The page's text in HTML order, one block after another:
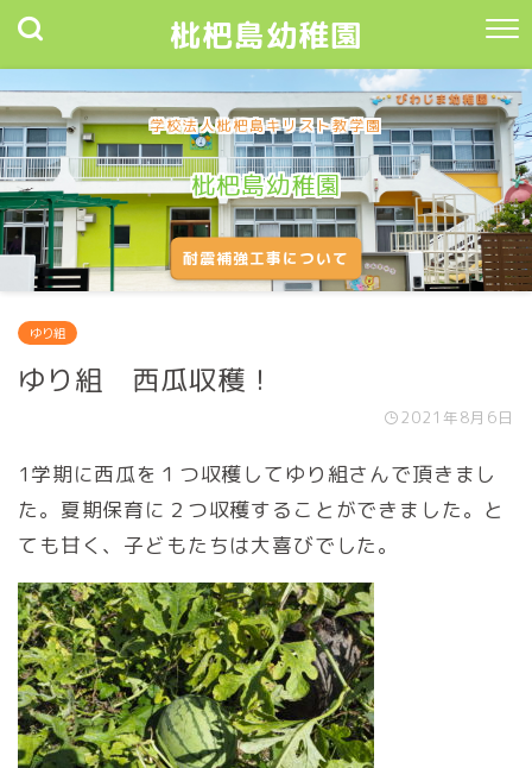
枇杷島幼稚園
学校法人枇杷島キリスト教学園
枇杷島幼稚園
耐震補強工事について
ゆり組
ゆり組 西瓜収穫！
2021年8月6日
1学期に西瓜を１つ収穫してゆり組さんで頂きまし
た。夏期保育に２つ収穫することができました。と
ても甘く、子どもたちは大喜びでした。